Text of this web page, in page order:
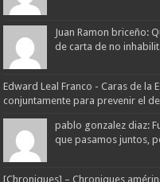
Juan Ramon briceño:
de carta de no
Edward Leal Franco - Caras de
conjuntamente para prevenir el
pablo gonzalez diaz:
que pasamos juntos,
[Chroniques] – Chroniques